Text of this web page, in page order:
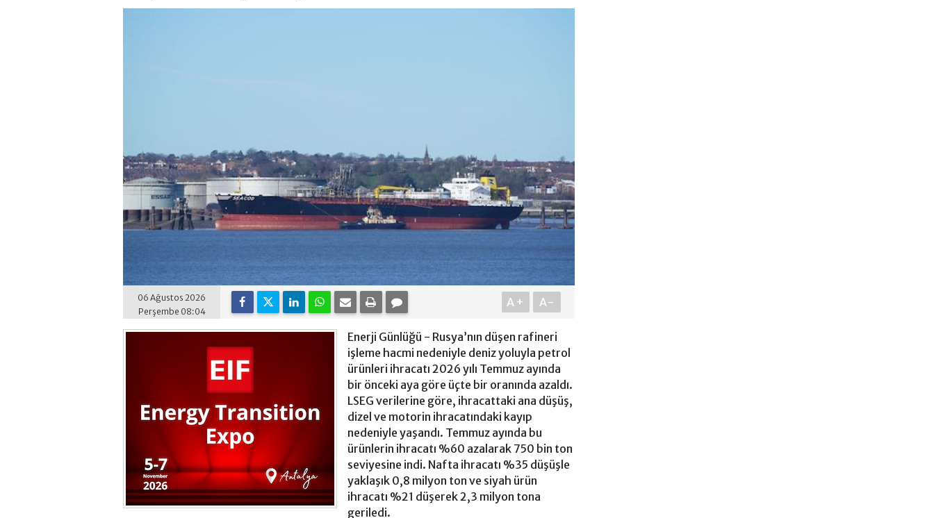
06 Ağustos 2026
Perşembe 08:04
A+ A-
Enerji Günlüğü - Rusya’nın düşen rafineri
işleme hacmi nedeniyle deniz yoluyla petrol
ürünleri ihracatı 2026 yılı Temmuz ayında
bir önceki aya göre üçte bir oranında azaldı.
LSEG verilerine göre, ihracattaki ana düşüş,
dizel ve motorin ihracatındaki kayıp
nedeniyle yaşandı. Temmuz ayında bu
ürünlerin ihracatı %60 azalarak 750 bin ton
seviyesine indi. Nafta ihracatı %35 düşüşle
yaklaşık 0,8 milyon ton ve siyah ürün
ihracatı %21 düşerek 2,3 milyon tona
geriledi.